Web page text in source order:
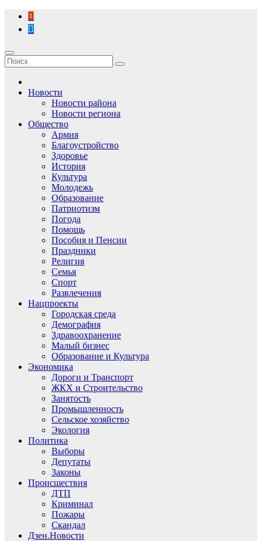
Перейти
содержимому
Новости
Новости района
Новости региона
Общество
Армия
Благоустройство
Здоровье
История
Культура
Молодежь
Образование
Патриотизм
Погода
Помощь
Пособия и Пенсии
Праздники
Религия
Семья
Спорт
Развлечения
Нацпроекты
Городская среда
Демография
Здравоохранение
Малый бизнес
Образование и Культура
Экономика
Дороги и Транспорт
ЖКХ и Строительство
Занятость
Промышленность
Сельское хозяйство
Экология
Политика
Выборы
Депутаты
Законы
Происшествия
ДТП
Криминал
Пожары
Скандал
Дзен.Новости